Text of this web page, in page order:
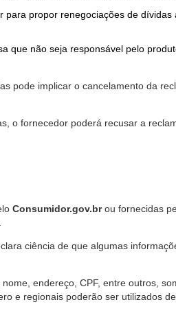
para propor renegociações de
que não seja responsável pelo
pode implicar o cancelamento da
o fornecedor poderá recusar a
Consumidor.gov.brou fornecidas
ciência de que algumas
endereço, CPF, entre outros,
e regionais poderão ser utilizados